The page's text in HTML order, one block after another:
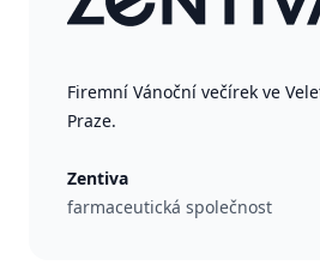
Firemní Vánoční večírek ve
Praze.
Zentiva
farmaceutická společnost